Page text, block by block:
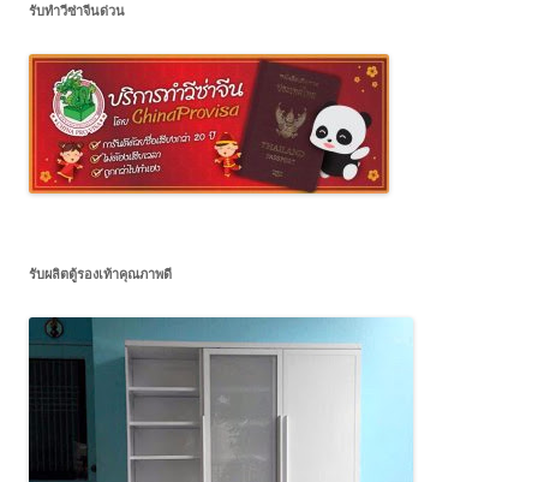
รับทำวีซ่าจีนด่วน
รับผลิตตู้รองเท้าคุณภาพดี